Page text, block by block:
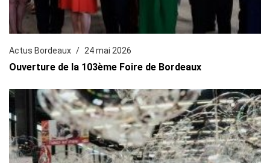
Actus Bordeaux 24 mai 2026
Ouverture de la 103ème Foire de Bordeaux